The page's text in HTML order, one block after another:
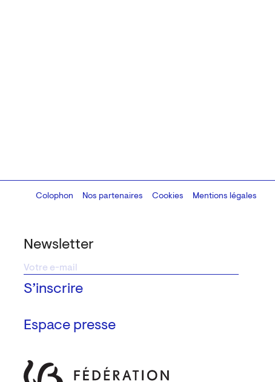
Newsletter
Espace presse
Colophon
Design:Marcel Kaczmarek, code:8080.studio
Nos partenaires Cookies Mentions légales